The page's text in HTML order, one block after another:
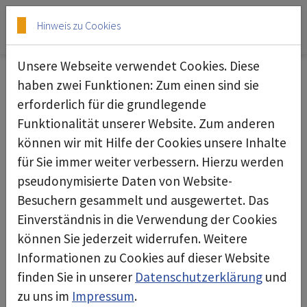
Skip to main content
Skip to page footer
Termini e condizioni generali
deconta Gerätetechnik AG, Rothrist
(CHE-112.331.444)
Stato: novembre 2023
I. Campo di applicazione
Art. 1 Precisazioni del campo di applicazione
Le presenti Condizioni Generali di Contratto (di
seguito "CG") si applicano a tutti i rapporti
Hinweis zu Cookies
Unsere Webseite verwendet Cookies. Diese
haben zwei Funktionen: Zum einen sind sie
erforderlich für die grundlegende
Funktionalität unserer Website. Zum anderen
können wir mit Hilfe der Cookies unsere Inhalte
für Sie immer weiter verbessern. Hierzu werden
pseudonymisierte Daten von Website-
Besuchern gesammelt und ausgewertet. Das
Einverständnis in die Verwendung der Cookies
können Sie jederzeit widerrufen. Weitere
Informationen zu Cookies auf dieser Website
finden Sie in unserer Datenschutzerklärung und
zu uns im Impressum.